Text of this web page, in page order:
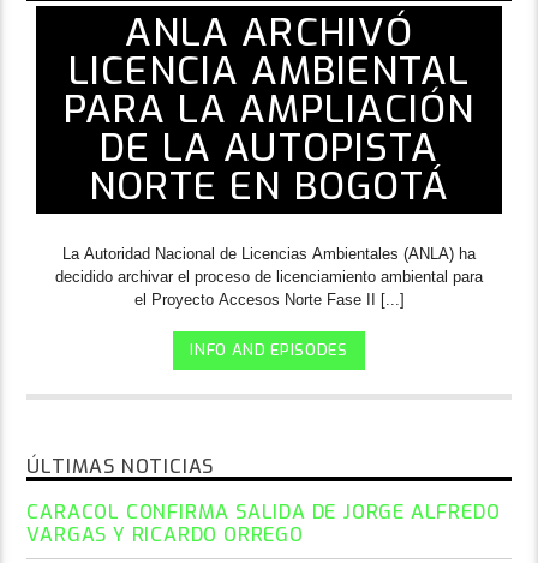
ANLA ARCHIVÓ
LICENCIA AMBIENTAL
PARA LA AMPLIACIÓN
DE LA AUTOPISTA
NORTE EN BOGOTÁ
La Autoridad Nacional de Licencias Ambientales (ANLA) ha
decidido archivar el proceso de licenciamiento ambiental para
el Proyecto Accesos Norte Fase II [...]
INFO AND EPISODES
ÚLTIMAS NOTICIAS
CARACOL CONFIRMA SALIDA DE JORGE ALFREDO
VARGAS Y RICARDO ORREGO